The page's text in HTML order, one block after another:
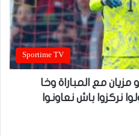
Sportime TV
مزيان مع المباراة وخا
نركزوا باش نعاونوا